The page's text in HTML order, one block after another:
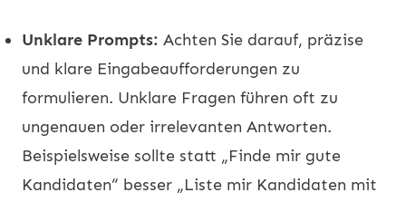
Unklare Prompts: Achten Sie darauf, präzise
und klare Eingabeaufforderungen zu
formulieren. Unklare Fragen führen oft zu
ungenauen oder irrelevanten Antworten.
Beispielsweise sollte statt „Finde mir gute
Kandidaten“ besser „Liste mir Kandidaten mit